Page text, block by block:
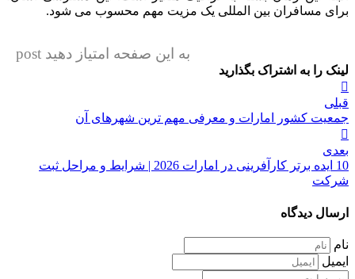
برای مسافران بین المللی یک مزیت مهم محسوب می شود.
به این صفحه امتیاز دهید post
لینک را به اشتراک بگذارید
راهبری
نوشته
قبلی
جمعیت کشور امارات و معرفی مهم ترین شهرهای آن
بعدی
10 ایده برتر کارآفرینی در امارات 2026 | شرایط و مراحل ثبت
شرکت
ارسال دیدگاه
نام
ایمیل